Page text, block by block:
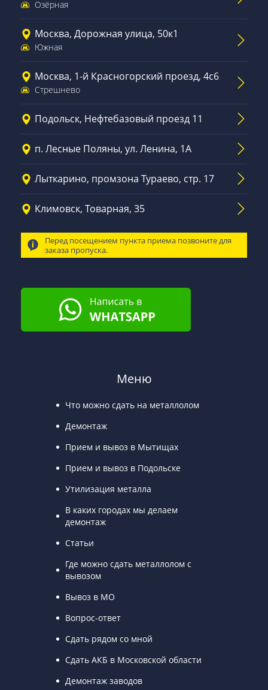
Озёрная
Москва, Дорожная улица, 50к1
Южная
Москва, 1-й Красногорский проезд, 4с6
Стрешнево
Подольск, Нефтебазовый проезд 11
п. Лесные Поляны, ул. Ленина, 1А
Лыткарино, промзона Тураево, стр. 17
Климовск, Товарная, 35
Перед посещением пункта приема позвоните для
заказа пропуска.
Меню
Что можно сдать на металлолом
Демонтаж
Прием и вывоз в Мытищах
Прием и вывоз в Подольске
Утилизация металла
В каких городах мы делаем
демонтаж
Статьи
Где можно сдать металлолом с
вывозом
Вывоз в МО
Вопрос-ответ
Сдать рядом со мной
Сдать АКБ в Московской области
Демонтаж заводов